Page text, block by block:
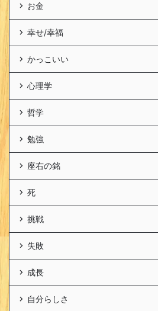
お金
幸せ/幸福
かっこいい
心理学
哲学
勉強
座右の銘
死
挑戦
失敗
成長
自分らしさ